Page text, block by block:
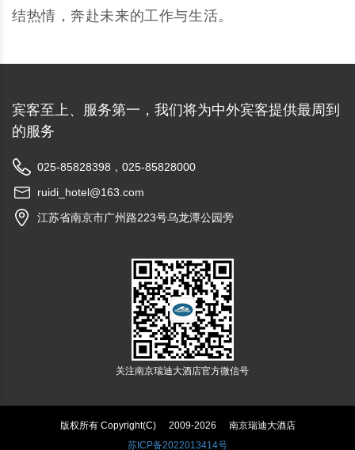
结热情，奔赴未来的工作与生活。
宾客至上、服务第一，我们将为中外宾客提供最周到
的服务
025-85828398，025-85828000
ruidi_hotel@163.com
江苏省南京市广州路223号乌龙潭公园旁
关注南京瑞迪大酒店官方微信号
版权所有 Copyright(C) 2009-2026
南京瑞迪大酒店
苏ICP备2022013414号